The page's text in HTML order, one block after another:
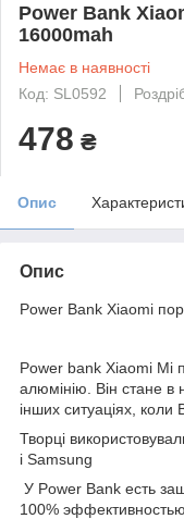
Power Bank
16000mah
Немає в наявності
Код: SL0592
478 ₴
Опис
Опис
Power Bank Xiaomi
Power bank Xiaomi Mi
алюмінію. Він стане в
інших ситуаціях,
Творці
і Samsung
У Power Bank есть
100%